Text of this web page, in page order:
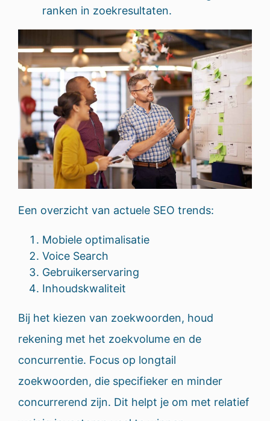
ranken in zoekresultaten.
Een overzicht van actuele SEO trends:
Mobiele optimalisatie
Voice Search
Gebruikerservaring
Inhoudskwaliteit
Bij het kiezen van zoekwoorden, houd
rekening met het zoekvolume en de
concurrentie. Focus op longtail
zoekwoorden, die specifieker en minder
concurrerend zijn. Dit helpt je om met relatief